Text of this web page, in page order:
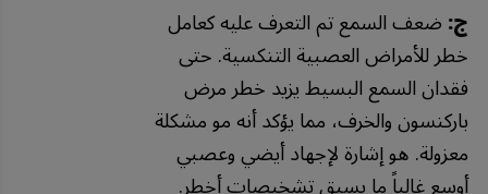
ج:ضعف السمع تم التعرف عليه كعامل
خطر للأمراض العصبية التنكسية. حتى
فقدان السمع البسيط يزيد خطر مرض
باركنسون والخرف، مما يؤكد أنه مو مشكلة
معزولة. هو إشارة لإجهاد أيضي وعصبي